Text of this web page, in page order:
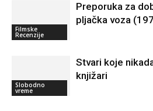
Filmske
Recenzije
Preporuka za
pljačka voza
Slobodno
vreme
Stvari koje
knjižari